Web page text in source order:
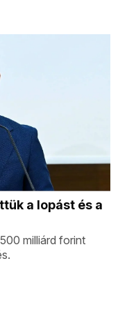
a lopást és a
milliárd forint